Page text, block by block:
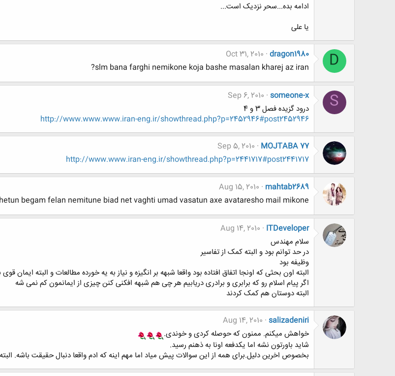
ادامه بده...سحر نزدیک است...
یا علی
D
dragon1980
Oct 31, 2010
slm bana farghi nemikone koja bashe masalan kharej az iran?
S
someone-x
Sep 6, 2010
درود گزیده فصل 3 و 4
http://www.www.www.iran-eng.ir/showthread.php?p=2452946#post2452946
MOJTABA 77
Sep 5, 2010
http://www.www.iran-eng.ir/showthread.php?p=2441717#post2441717
mahtab2689
Aug 15, 2010
begam felan nemitune biad net vaghti umad vasatun axe avataresho mail mikone.
ITDeveloper
Aug 14, 2010
سلام مهندس
در حد توانم بود و البته کمک از تفاسیر
وظیفه بود
البته اون بحثی که اونجا اتفاق افتاده بود واقعا شبهه بر انگیزه و نیاز به یه خورده مطالعات و البته ایمان
اگر پیام اسلام رو که برابری و برادری دریابیم هر چی هم شبهه افکنی کنن چیزی از ایمانمون کم نمی شه
البته دوستان هم کمک کردند
salizadeniri
Aug 14, 2010
خواهش میکنم. ممنون که حوصله کردی و خوندی.
شاید باورتون نشه اما یکدفعه اونا به ذهنم رسید.
بخصوص اخرین دلیل.برای همه از این سوالات پیش میاد اما مهم اینه که ادم واقعا دنبال حقیقت باشه.